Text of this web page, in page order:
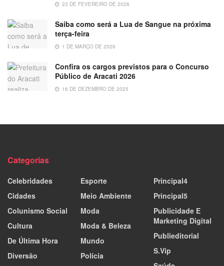
23 DE FEVEREIRO DE 2026
Saiba como será a Lua de Sangue na próxima
terça-feira
1 DE MARÇO DE 2026
Confira os cargos previstos para o Concurso
Público de Aracati 2026
16 DE DEZEMBRO DE 2025
Categorias
Celebridades
Cidades
Colunismo Social
Cultura
De Última Hora
Diversão
Esporte
Meio Ambiente
Moda
Moda & Beleza
Mundo
Polícia
Principal4
Principal5
Publicidade E
Marketing Digital
Publieditorial
S.Vip